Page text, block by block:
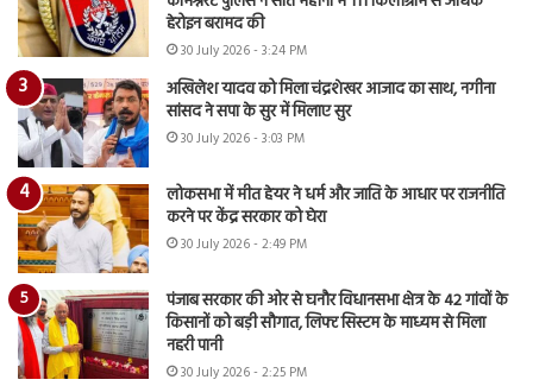
हेरोइन बरामद की
30 July 2026 - 3:24 PM
अखिलेश यादव को मिला चंद्रशेखर आजाद का साथ, नगीना
सांसद ने सपा के सुर में मिलाए सुर
30 July 2026 - 3:03 PM
लोकसभा में मीत हेयर ने धर्म और जाति के आधार पर राजनीति
करने पर केंद्र सरकार को घेरा
30 July 2026 - 2:49 PM
पंजाब सरकार की ओर से घनौर विधानसभा क्षेत्र के 42 गांवों के
किसानों को बड़ी सौगात, लिफ्ट सिस्टम के माध्यम से मिला
नहरी पानी
30 July 2026 - 2:25 PM